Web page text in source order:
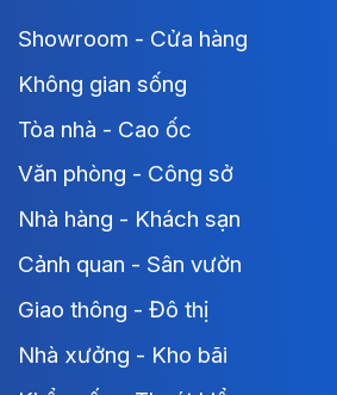
Showroom - Cửa hàng
Không gian sống
Tòa nhà - Cao ốc
Văn phòng - Công sở
Nhà hàng - Khách sạn
Cảnh quan - Sân vườn
Giao thông - Đô thị
Nhà xưởng - Kho bãi